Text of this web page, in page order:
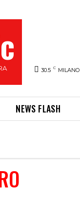
30.5 C MILANO
NEWS FLASH